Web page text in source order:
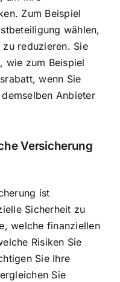
Zum Beispiel
wählen,
reduzieren. Sie
wie zum Beispiel
wenn Sie
Anbieter
Versicherung
ist
Sicherheit zu
welche finanziellen
Risiken Sie
Sie Ihre
Sie